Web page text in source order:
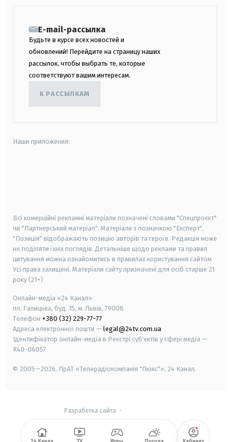
E-mail-рассылка
Будьте в курсе всех новостей и
обновлений! Перейдите на страницу наших
рассылок, чтобы выбрать те, которые
соответствуют вашим интересам.
К РАССЫЛКАМ
Наши приложения:
Всі комерційні рекламні матеріали позначені словами "Спецпроєкт"
чи "Партнерський матеріал". Матеріали з позначкою "Експерт",
"Позиція" відображають позицію авторів та героїв. Редакція може
не поділяти їхніх поглядів. Детальніше щодо реклами та правил
цитування можна ознайомитись в правилах користування сайтом.
Усі права захищені. Матеріали сайту призначені для осіб старше 21
року (21+)
Онлайн-медіа «24 Канал»
пл. Галицька, буд. 15, м. Львів, 79008
Телефон +380 (32) 229-77-77
Адреса електронної пошти — legal@24tv.com.ua
Ідентифікатор онлайн-медіа в Реєстрі суб'єктів у сфері медіа —
R40-06057
© 2005—2026, ПрАТ «Телерадіокомпанія "Люкс"», 24 Канал.
Разработка сайта -